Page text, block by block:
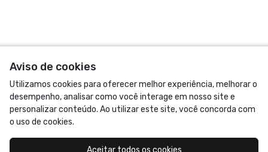
Aviso de cookies
Utilizamos cookies para oferecer melhor experiência, melhorar o
desempenho, analisar como você interage em nosso site e
personalizar conteúdo. Ao utilizar este site, você concorda com
o uso de cookies.
Aceitar todos os cookies